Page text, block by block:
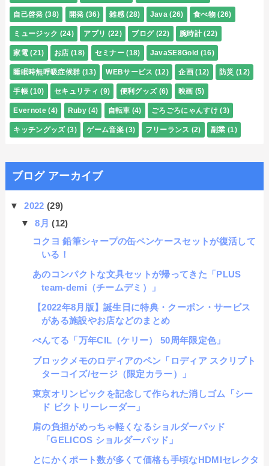
自己啓発 (38) 開発 (36) 雑感 (28) Java (26) 食べ物 (26)
ミュージック (24) アプリ (22) ブログ (22) 腕時計 (22)
家電 (21) お店 (18) セミナー (18) JavaSE8Gold (16)
睡眠時無呼吸症候群 (13) WEBサービス (12) 企画 (12) 防災 (12)
手帳 (10) セキュリティ (9) 便利グッズ (6) 映画 (5)
Evernote (4) Ruby (4) 自転車 (4) ごろごろにゃんすけ (3)
キッチングッズ (3) ゲーム音楽 (3) フリーランス (2) 副業 (1)
ブログ アーカイブ
▼2022(29)
▼8月(12)
コクヨ 鉛筆シャープの缶ペンケースセットが復活して
いる！
あのコンパクトな文具セットが帰ってきた「PLUS
team-demi（チームデミ）」
【2022年8月版】誕生日に特典・クーポン・サービス
がある施設やお店などのまとめ
ぺんてる「万年CIL（ケリー） 50周年限定色」
ブロックメモのロディアのペン「ロディア スクリプト
ターコイズ/セージ（限定カラー）」
東京オリンピックを記念して作られた消しゴム「シー
ド ビクトリーレーダー」
肩の負担がめっちゃ軽くなるショルダーパッド
「GELICOS ショルダーパッド」
とにかくポート数が多くて価格も手頃なHDMIセレクタ